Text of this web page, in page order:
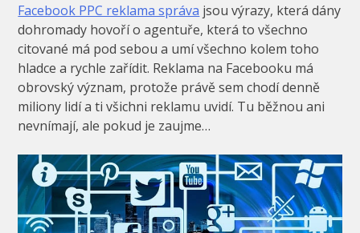
Facebook PPC reklama správa jsou výrazy, která dány
dohromady hovoří o agentuře, která to všechno
citované má pod sebou a umí všechno kolem toho
hladce a rychle zařídit. Reklama na Facebooku má
obrovský význam, protože právě sem chodí denně
miliony lidí a ti všichni reklamu uvidí. Tu běžnou ani
nevnímají, ale pokud je zaujme…